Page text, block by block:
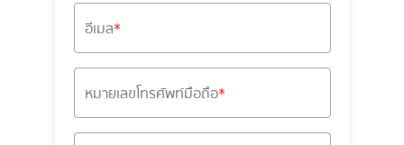
อีเมล
หมายเลขโทรศัพท์มือถือ